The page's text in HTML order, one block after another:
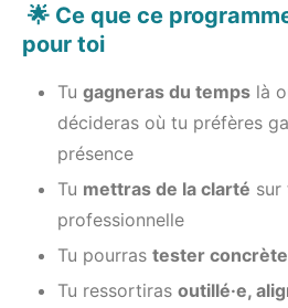
🌟 Ce que ce
pour toi
Tu gagneras du temps là
décideras où tu préfères
présence
Tu mettras de la clarté sur
professionnelle
Tu pourras tester
Tu ressortiras outillé·e,